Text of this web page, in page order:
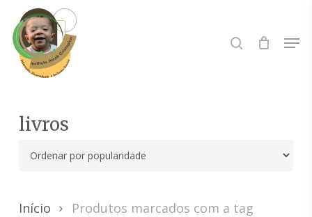
Skip
main
content
livros
Início
Produtos marcados com a tag